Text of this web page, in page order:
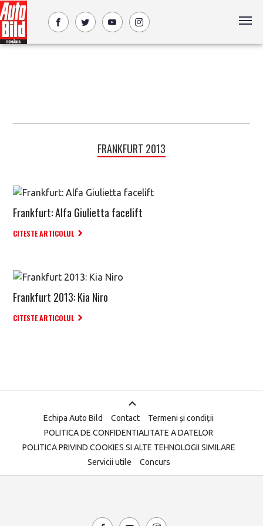
FRANKFURT 2013
Frankfurt: Alfa Giulietta facelift
CITESTE ARTICOLUL
Frankfurt 2013: Kia Niro
CITESTE ARTICOLUL
Echipa Auto Bild Contact
Termeni și condiții
POLITICA DE CONFIDENTIALITATE A DATELOR
POLITICA PRIVIND COOKIES SI ALTE TEHNOLOGII SIMILARE
Servicii utile
Concurs